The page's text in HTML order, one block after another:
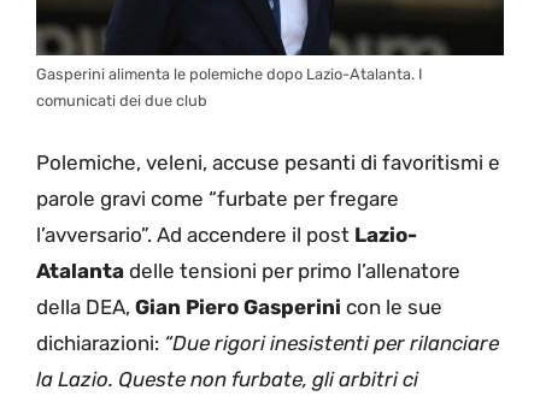
Gasperini alimenta le polemiche dopo Lazio-Atalanta. I
comunicati dei due club
Polemiche, veleni, accuse pesanti di favoritismi e
parole gravi come “furbate per fregare
l’avversario”. Ad accendere il post Lazio-
Atalanta delle tensioni per primo l’allenatore
della DEA, Gian Piero Gasperini con le sue
dichiarazioni: “Due rigori inesistenti per rilanciare
la Lazio. Queste non furbate, gli arbitri ci